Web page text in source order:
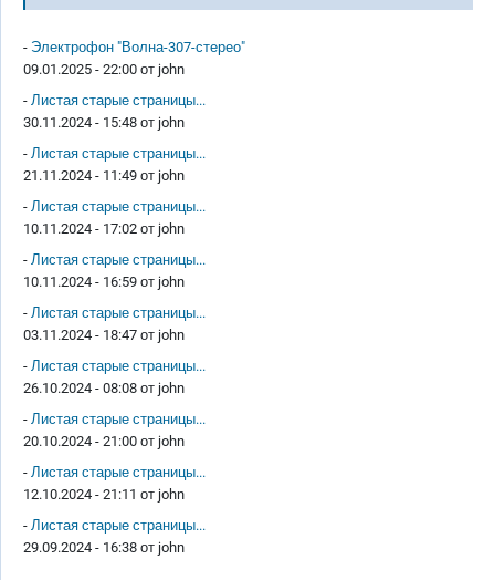
- Электрофон "Волна-307-стерео"
09.01.2025 - 22:00 от john
- Листая старые страницы...
30.11.2024 - 15:48 от john
- Листая старые страницы...
21.11.2024 - 11:49 от john
- Листая старые страницы...
10.11.2024 - 17:02 от john
- Листая старые страницы...
10.11.2024 - 16:59 от john
- Листая старые страницы...
03.11.2024 - 18:47 от john
- Листая старые страницы...
26.10.2024 - 08:08 от john
- Листая старые страницы...
20.10.2024 - 21:00 от john
- Листая старые страницы...
12.10.2024 - 21:11 от john
- Листая старые страницы...
29.09.2024 - 16:38 от john